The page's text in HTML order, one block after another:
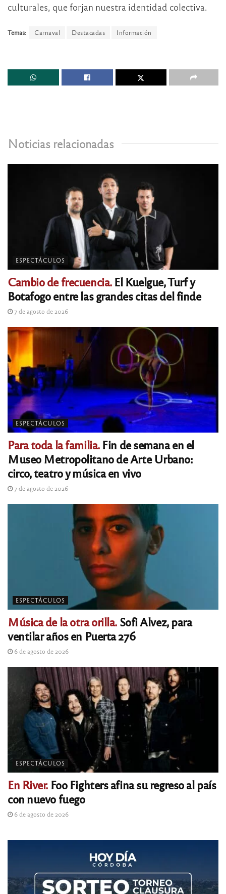
culturales, que forjan nuestra identidad colectiva.
Temas: Carnaval Destacadas Información
Noticias relacionadas
ESPECTÁCULOS
Cambio de frecuencia.El Kuelgue, Turf y
Botafogo entre las grandes citas del finde
7 de agosto de 2026
ESPECTÁCULOS
Para toda la familia.Fin de semana en el
Museo Metropolitano de Arte Urbano:
circo, teatro y música en vivo
7 de agosto de 2026
ESPECTÁCULOS
Música de la otra orilla. Sofi Alvez, para
ventilar años en Puerta 276
6 de agosto de 2026
ESPECTÁCULOS
En River. Foo Fighters afina su regreso al país
con nuevo fuego
6 de agosto de 2026